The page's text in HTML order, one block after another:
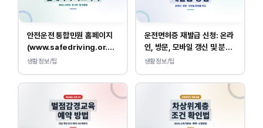
안전운전 통합민원 홈페이지
(www.safedriving.or.kr)
바로가기, 운전면허 민원 사이
생활정보/팁
운전면허증 재발급 신청: 온라
인, 방문, 모바일 갱신 및 분실
대응
생활정보/팁